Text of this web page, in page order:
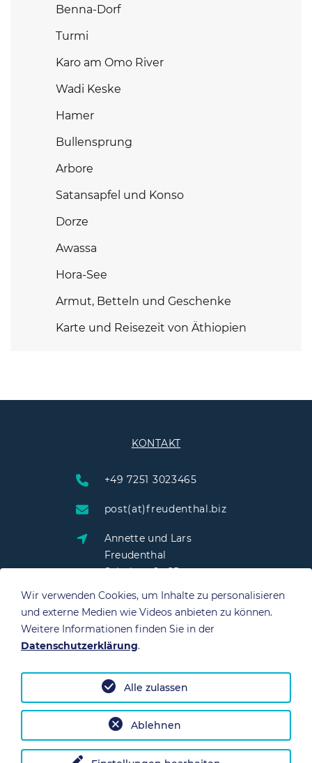
Benna-Dorf
Turmi
Karo am Omo River
Wadi Keske
Hamer
Bullensprung
Arbore
Satansapfel und Konso
Dorze
Awassa
Hora-See
Armut, Betteln und Geschenke
Karte und Reisezeit von Äthiopien
KONTAKT
+49 7251 3023465
post(at)freudenthal.biz
Annette und Lars
Freudenthal
Schulstraße 25
76703 Kraichtal
Datenschutz Impressum
Wir verwenden Cookies, um Inhalte zu personalisieren
und externe Medien wie Videos anbieten zu können.
Weitere Informationen finden Sie in der
Datenschutzerklärung.
Ablehnen
Alle zulassen